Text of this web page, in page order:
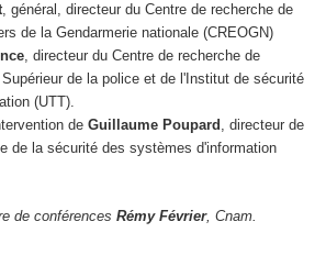
, général, directeur du Centre de recherche de
de la Gendarmerie nationale (CREOGN)
, directeur du Centre de recherche de
Supérieur de la police et de l'Institut de sécurité
(UTT).
de Guillaume Poupard , directeur de
de la sécurité des systèmes d'information
de conférences Rémy Février, Cnam.